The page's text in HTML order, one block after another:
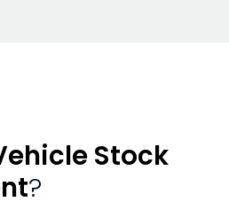
Stock
?